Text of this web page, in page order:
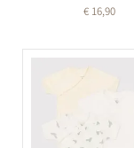
€ 16,90